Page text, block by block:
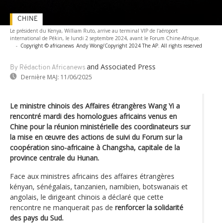
Le président du Kenya, William Ruto, arrive au terminal VIP de l'aéroport
international de Pékin, le lundi 2 septembre 2024, avant le Forum Chine-Afrique.
- Copyright © africanews Andy Wong/Copyright 2024 The AP. All rights reserved
By Rédaction Africanews and Associated Press
Dernière MAJ: 11/06/2025
CHINE
Le ministre chinois des Affaires étrangères Wang Yi a
rencontré mardi des homologues africains venus en
Chine pour la réunion ministérielle des coordinateurs sur
la mise en œuvre des actions de suivi du Forum sur la
coopération sino-africaine à Changsha, capitale de la
province centrale du Hunan.
Face aux ministres africains des affaires étrangères
kényan, sénégalais, tanzanien, namibien, botswanais et
angolais, le dirigeant chinois a déclaré que cette
rencontre ne manquerait pas de renforcer la solidarité
des pays du Sud.